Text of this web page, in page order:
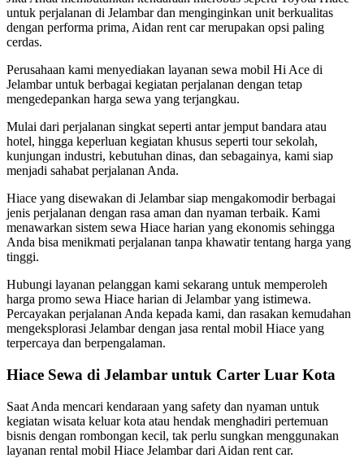
untuk perjalanan di Jelambar dan menginginkan unit berkualitas
dengan performa prima, Aidan rent car merupakan opsi paling
cerdas.
Perusahaan kami menyediakan layanan sewa mobil Hi Ace di
Jelambar untuk berbagai kegiatan perjalanan dengan tetap
mengedepankan harga sewa yang terjangkau.
Mulai dari perjalanan singkat seperti antar jemput bandara atau
hotel, hingga keperluan kegiatan khusus seperti tour sekolah,
kunjungan industri, kebutuhan dinas, dan sebagainya, kami siap
menjadi sahabat perjalanan Anda.
Hiace yang disewakan di Jelambar siap mengakomodir berbagai
jenis perjalanan dengan rasa aman dan nyaman terbaik. Kami
menawarkan sistem sewa Hiace harian yang ekonomis sehingga
Anda bisa menikmati perjalanan tanpa khawatir tentang harga yang
tinggi.
Hubungi layanan pelanggan kami sekarang untuk memperoleh
harga promo sewa Hiace harian di Jelambar yang istimewa.
Percayakan perjalanan Anda kepada kami, dan rasakan kemudahan
mengeksplorasi Jelambar dengan jasa rental mobil Hiace yang
terpercaya dan berpengalaman.
Hiace Sewa di Jelambar untuk Carter Luar Kota
Saat Anda mencari kendaraan yang safety dan nyaman untuk
kegiatan wisata keluar kota atau hendak menghadiri pertemuan
bisnis dengan rombongan kecil, tak perlu sungkan menggunakan
layanan rental mobil Hiace Jelambar dari Aidan rent car.